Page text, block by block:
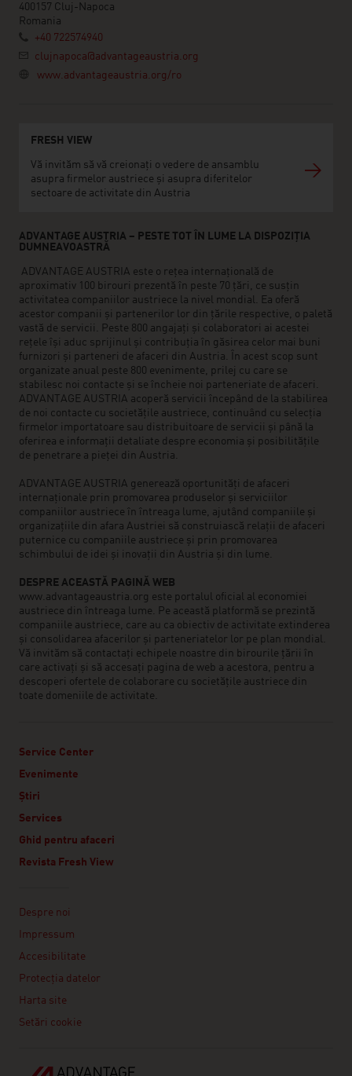
400157 Cluj-Napoca
Romania
+40 722574940
clujnapoca@advantageaustria.org
www.advantageaustria.org/ro
FRESH VIEW
Vă invităm să vă creionați o vedere de ansamblu
asupra firmelor austriece și asupra diferitelor
sectoare de activitate din Austria
ADVANTAGE AUSTRIA – PESTE TOT ÎN LUME LA DISPOZIȚIA
DUMNEAVOASTRĂ
ADVANTAGE AUSTRIA este o rețea internațională de
aproximativ 100 birouri prezentă în peste 70 țări, ce susțin
activitatea companiilor austriece la nivel mondial. Ea oferă
acestor companii și partenerilor lor din țările respective, o paletă
vastă de servicii. Peste 800 angajați și colaboratori ai acestei
rețele își aduc sprijinul și contribuția în găsirea celor mai buni
furnizori și parteneri de afaceri din Austria. În acest scop sunt
organizate anual peste 800 evenimente, prilej cu care se
stabilesc noi contacte și se încheie noi parteneriate de afaceri.
ADVANTAGE AUSTRIA acoperă servicii începând de la stabilirea
de noi contacte cu societățile austriece, continuând cu selecția
firmelor importatoare sau distribuitoare de servicii și până la
oferirea e informații detaliate despre economia și posibilitățile
de penetrare a pieței din Austria.
ADVANTAGE AUSTRIA generează oportunități de afaceri
internaționale prin promovarea produselor și serviciilor
companiilor austriece în întreaga lume, ajutând companiile și
organizațiile din afara Austriei să construiască relații de afaceri
puternice cu companiile austriece și prin promovarea
schimbului de idei și inovații din Austria și din lume.
DESPRE ACEASTĂ PAGINĂ WEB
www.advantageaustria.org este portalul oficial al economiei
austriece din întreaga lume. Pe această platformă se prezintă
companiile austriece, care au ca obiectiv de activitate extinderea
și consolidarea afacerilor și parteneriatelor lor pe plan mondial.
Vă invităm să contactați echipele noastre din birourile țării în
care activați și să accesați pagina de web a acestora, pentru a
descoperi ofertele de colaborare cu societățile austriece din
toate domeniile de activitate.
Service Center
Evenimente
Știri
Services
Ghid pentru afaceri
Revista Fresh View
Despre noi
Impressum
Accesibilitate
Protecţia datelor
Harta site
Setări cookie